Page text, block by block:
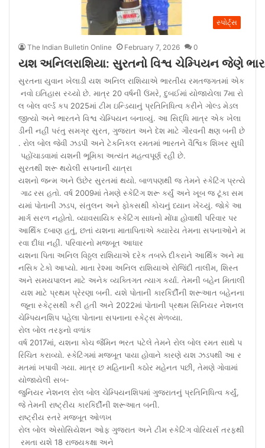
સ્પોર્ટ્સ
The Indian Bulletin Online February 7, 2026 0
યશ અનિલરાશિયા: સુરતનો વિશ્વ ચેમ્પિયન જેણે
સુરતના યુવાન ખેલાડી યશ અનિલ રાશિયાએ ભારતીય રમતજગતમાં એક
નવો ઇતિહાસ રચ્યો છે. માત્ર 20 વર્ષની ઉંમરે, દુબઈમાં યોજાયેલા 7મા રો
લ બોલ વર્લ્ડ કપ 2025માં ટીમ ઇન્ડિયાનું પ્રતિનિધિત્વ કરીને ગોલ્ડ મેડલ
જીત્યો અને ભારતને વિશ્વ ચેમ્પિયન બનાવ્યું. આ સિદ્ધિ માત્ર એક ખેલા
ડીની નહીં પરંતુ સમગ્ર સુરત, ગુજરાત અને દેશ માટે ગૌરવની ક્ષણ બની છે
. રોલ બોલ જેવી ઝડપી અને ટેકનિકલ રમતમાં ભારતને વૈશ્વિક શિખર સુધી
પહોંચાડવામાં યશની ભૂમિકા અત્યંત મહત્વપૂર્ણ રહી છે.
સુરતથી શરૂ થયેલી સપનાની યાત્રા
યશનો જન્મ અને ઉછેર સુરતમાં થયો. બાળપણથી જ તેમને સ્કેટિંગ પ્રત્યે
ગાઢ રસ હતો. વર્ષ 2009માં તેમણે સ્કેટિંગ શરૂ કર્યું અને ખૂબ જ ટૂંકા સમ
યમાં પોતાની ઝડપ, સંતુલન અને ફોકસથી કોચનું ધ્યાન ખેંચ્યું. જોકે આ
માર્ગ સરળ નહોતો. વ્યાવસાયિક સ્કેટિંગ સાધનો મોંઘા હોવાથી પરિવાર પર
આર્થિક દબાણ હતું, છતાં યશના માતાપિતાએ ક્યારેય તેમના સપનાઓને મ
રવા દીધા નહીં. પરિવારનો મજબૂત આધાર
યશના પિતા અનિલ વિઠ્ઠલ રાશિયાએ દરેક તબક્કે દીકરાને આર્થિક અને મા
નસિક ટેકો આપ્યો. માતા રેશ્મા અનિલ રાશિયાએ રોજિંદી તાલીમ, શિસ્ત
અને સમયપાલન માટે અનેક વ્યક્તિગત ત્યાગ કર્યા. તેમની બહેન મિતાલી
યશ માટે પ્રથમ પ્રેરણા બની. યશે પોતાની કારકિર્દીની શરૂઆત બહેનના
જૂના સ્કેટ્સથી કરી હતી અને 2022માં પોતાની પ્રથમ સિનિયર નેશનલ
ચેમ્પિયનશિપ પહેલા પોતાના સપનાના સ્કેટ્સ મેળવ્યા.
રોલ બોલ તરફનો વળાંક
વર્ષ 2017માં, યશના કોચ જૈમિન ભરત પટેલે તેમને રોલ બોલ રમત સાથે પ
રિચિત કરાવ્યો. સ્કેટિંગમાં મજબૂત પાયા હોવાને કારણે યશ ઝડપથી આ ર
મતમાં ખપાવી ગયા. માત્ર છ મહિનાની કઠોર મહેનત પછી, તેમણે ગોવામાં
યોજાયેલી સબ-
જુનિયર નેશનલ રોલ બોલ ચેમ્પિયનશિપમાં ગુજરાતનું પ્રતિનિધિત્વ કર્યું,
જે તેમની રાષ્ટ્રીય કારકિર્દીની શરૂઆત બની.
રાષ્ટ્રીય સ્તરે મજબૂત ઓળખ
રોલ બોલ એસોસિયેશન ઓફ ગુજરાત અને ટીમ સ્કેટિંગ વોરિયર્સ તરફથી
રમતા યશે 18 રાજ્યકક્ષા અને